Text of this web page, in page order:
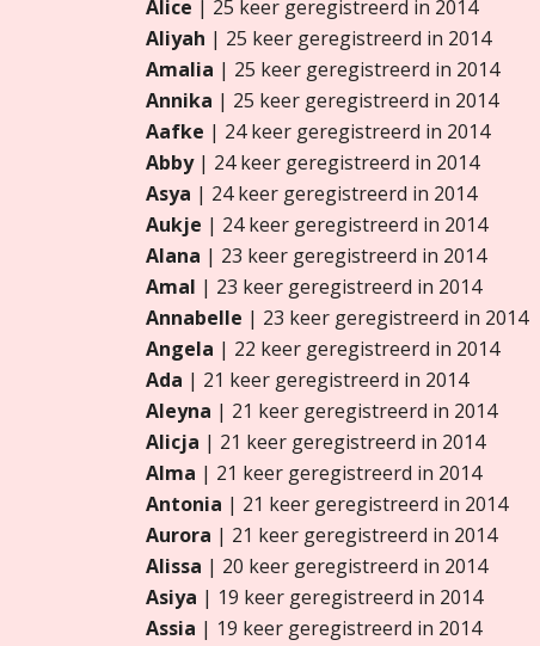
Alice | 25 keer geregistreerd in 2014
Aliyah | 25 keer geregistreerd in 2014
Amalia | 25 keer geregistreerd in 2014
Annika | 25 keer geregistreerd in 2014
Aafke | 24 keer geregistreerd in 2014
Abby| 24 keer geregistreerd in 2014
Asya | 24 keer geregistreerd in 2014
Aukje | 24 keer geregistreerd in 2014
Alana | 23 keer geregistreerd in 2014
Amal | 23 keer geregistreerd in 2014
Annabelle | 23 keer geregistreerd in 2014
Angela | 22 keer geregistreerd in 2014
Ada | 21 keer geregistreerd in 2014
Aleyna | 21 keer geregistreerd in 2014
Alicja | 21 keer geregistreerd in 2014
Alma | 21 keer geregistreerd in 2014
Antonia | 21 keer geregistreerd in 2014
Aurora | 21 keer geregistreerd in 2014
Alissa | 20 keer geregistreerd in 2014
Asiya | 19 keer geregistreerd in 2014
Assia | 19 keer geregistreerd in 2014